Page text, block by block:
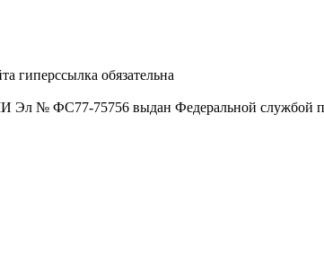
гиперссылка обязательна
Эл № ФС77-75756 выдан Федеральной службой